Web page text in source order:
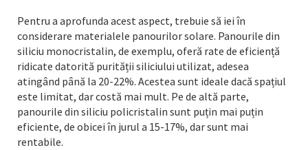
Pentru a aprofunda acest aspect, trebuie să iei în
considerare materialele panourilor solare. Panourile din
siliciu monocristalin, de exemplu, oferă rate de eficiență
ridicate datorită purității siliciului utilizat, adesea
atingând până la 20-22%. Acestea sunt ideale dacă spațiul
este limitat, dar costă mai mult. Pe de altă parte,
panourile din siliciu policristalin sunt puțin mai puțin
eficiente, de obicei în jurul a 15-17%, dar sunt mai
rentabile.